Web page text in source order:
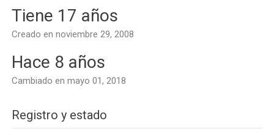
Tiene 17 años
Creado en noviembre 29, 2008
Hace 8 años
Cambiado en mayo 01, 2018
Registro y estado